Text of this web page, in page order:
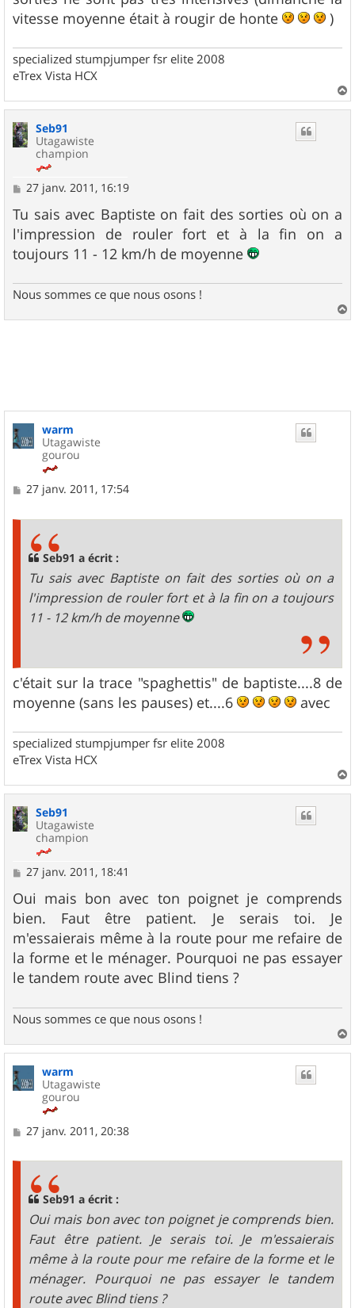
vitesse moyenne était à rougir de honte
)
specialized stumpjumper fsr elite 2008
eTrex Vista HCX
a
Seb91
Utagawiste
champion
M
s
s
a
g
e
27 janv. 2011, 16:19
Tu sais avec Baptiste on fait des sorties où on a
l'impression de rouler fort et à la fin on a
toujours 11 - 12 km/h de moyenne
Nous sommes ce que nous osons !
a
warm
Utagawiste
gourou
M
27 janv. 2011, 17:54
Seb91 a écrit :
Tu sais avec Baptiste on fait des sorties où on a
l'impression de rouler fort et à la fin on a toujours
11 - 12 km/h de moyenne
c'était sur la trace "spaghettis" de baptiste....8 de
moyenne (sans les pauses) et....6
avec
specialized stumpjumper fsr elite 2008
eTrex Vista HCX
a
Seb91
Utagawiste
champion
M
s
s
a
g
e
27 janv. 2011, 18:41
Oui mais bon avec ton poignet je comprends
bien. Faut être patient. Je serais toi. Je
m'essaierais même à la route pour me refaire de
la forme et le ménager. Pourquoi ne pas essayer
le tandem route avec Blind tiens ?
Nous sommes ce que nous osons !
a
u
warm
Utagawiste
gourou
M
27 janv. 2011, 20:38
Seb91 a écrit :
Oui mais bon avec ton poignet je comprends bien.
Faut être patient. Je serais toi. Je m'essaierais
même à la route pour me refaire de la forme et le
ménager. Pourquoi ne pas essayer le tandem
route avec Blind tiens ?